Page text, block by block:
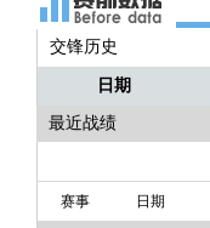
交锋历史
日期
最近战绩
赛事 日期